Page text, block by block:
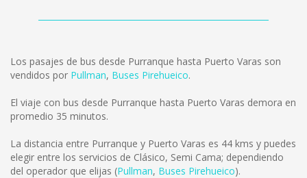
Los pasajes de bus desde Purranque hasta Puerto Varas son
vendidos por Pullman, Buses Pirehueico.
El viaje con bus desde Purranque hasta Puerto Varas demora en
promedio 35 minutos.
La distancia entre Purranque y Puerto Varas es 44 kms y puedes
elegir entre los servicios de Clásico, Semi Cama; dependiendo
del operador que elijas (Pullman, Buses Pirehueico).